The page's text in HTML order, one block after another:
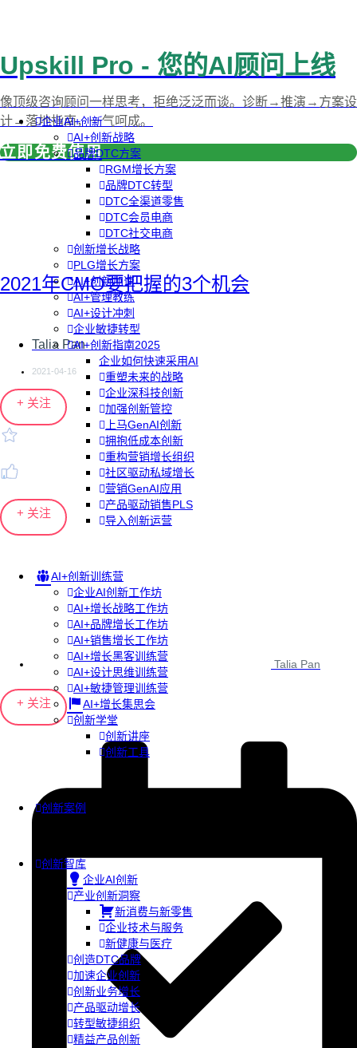
企业AI+创新
AI+创新战略
品牌DTC方案
RGM增长方案
品牌DTC转型
DTC全渠道零售
DTC会员电商
DTC社交电商
创新增长战略
PLG增长方案
AI+创新加速
AI+管理教练
AI+设计冲刺
企业敏捷转型
AI+创新指南2025
企业如何快速采用AI
重塑未来的战略
企业深科技创新
加强创新管控
上马GenAI创新
拥抱低成本创新
重构营销增长组织
社区驱动私域增长
营销GenAI应用
产品驱动销售PLS
导入创新运营
AI+创新训练营
企业AI创新工作坊
AI+增长战略工作坊
AI+品牌增长工作坊
AI+销售增长工作坊
AI+增长黑客训练营
AI+设计思维训练营
AI+敏捷管理训练营
AI+增长集思会
创新学堂
创新讲座
创新工具
创新案例
创新智库
企业AI创新
产业创新洞察
新消费与新零售
企业技术与服务
新健康与医疗
创造DTC品牌
加速企业创新
创新业务增长
产品驱动增长
转型敏捷组织
精益产品创新
Upskill Pro - 您的AI顾问上线
像顶级咨询顾问一样思考，拒绝泛泛而谈。诊断→推演→方案设
计→落地指南，一气呵成。
立即免费使用
2021年CMO要把握的3个机会
Talia Pan
2021-04-16
+ 关注
+ 关注
Talia Pan
+ 关注